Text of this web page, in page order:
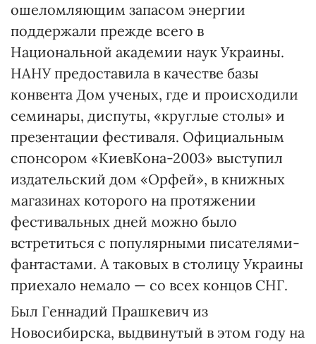
ошеломляющим запасом энергии
поддержали прежде всего в
Национальной академии наук Украины.
НАНУ предоставила в качестве базы
конвента Дом ученых, где и происходили
семинары, диспуты, «круглые столы» и
презентации фестиваля. Официальным
спонсором «КиевКона-2003» выступил
издательский дом «Орфей», в книжных
магазинах которого на протяжении
фестивальных дней можно было
встретиться с популярными писателями-
фантастами. А таковых в столицу Украины
приехало немало — со всех концов СНГ.
Был Геннадий Прашкевич из
Новосибирска, выдвинутый в этом году на